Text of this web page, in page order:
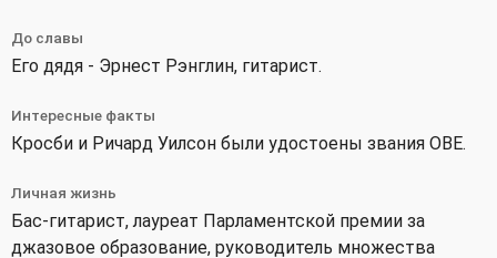
До славы
Его дядя - Эрнест Рэнглин, гитарист.
Интересные факты
Кросби и Ричард Уилсон были удостоены звания OBE.
Личная жизнь
Бас-гитарист, лауреат Парламентской премии за
джазовое образование, руководитель множества